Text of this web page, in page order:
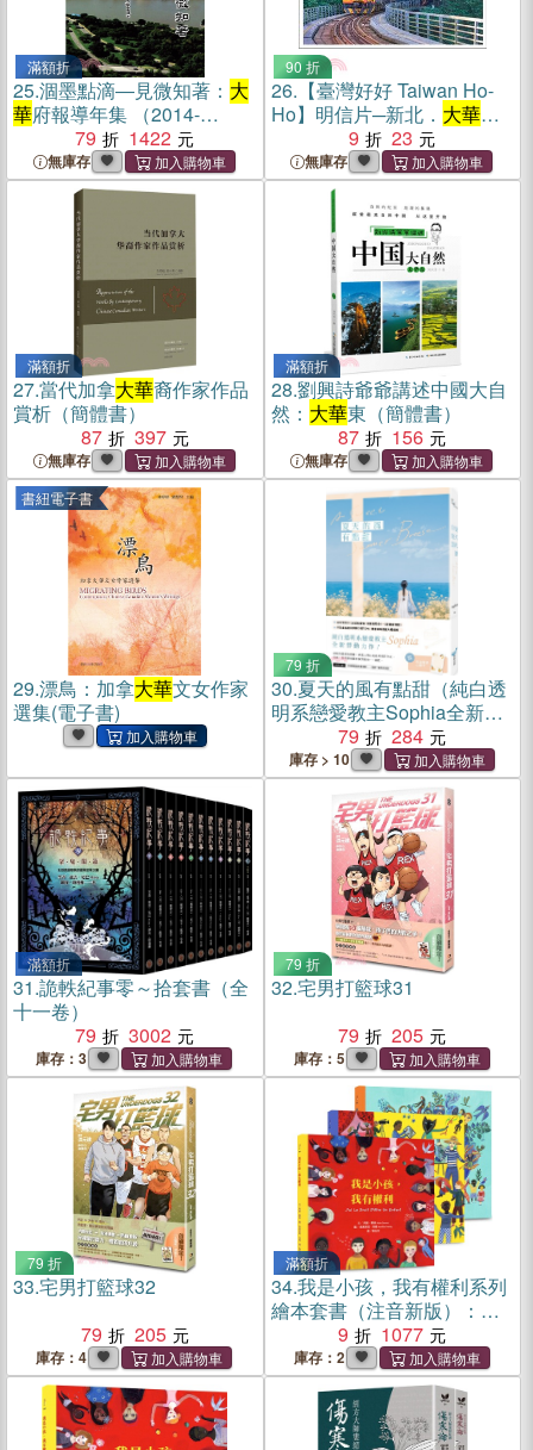
滿額折
25.涸墨點滴―見微知著： 大
華府報導年集 （2014-
79 1422
無庫存
90 折
26. 【臺灣好好 Taiwan Ho-
Ho】明信片─新北． 大華魚
9 23
無庫存
滿額折
27.當代加拿大華裔作家作品
賞析（簡體書）
87
397
無庫存
滿額折
28.劉興詩爺爺講述中國大自
然： 大華東（簡體書）
87
156
無庫存
書紐電子書
29.漂鳥：加拿大華文女作家
選集(電子書)
79 折
30.夏天的風有點甜（純白透
明系戀愛教主Sophia全新悸
動力作！）
79 284
庫存 > 10
滿額折
31.詭軼紀事零～拾套書（全
十一卷）
79
3002
庫存：3
79 折
32.宅男打籃球31
79
205
庫存：5
79 折
33.宅男打籃球32
79
205
庫存：4
滿額折
34.我是小孩，我有權利系列
繪本套書（注音新版）：
《我是小孩，我有權利（注
音版）》＋《我是小孩，我
有權利參與文化（注音
版）》＋《我是小孩，我有
權利保護地球（注音版）》
9 1077
庫存：2